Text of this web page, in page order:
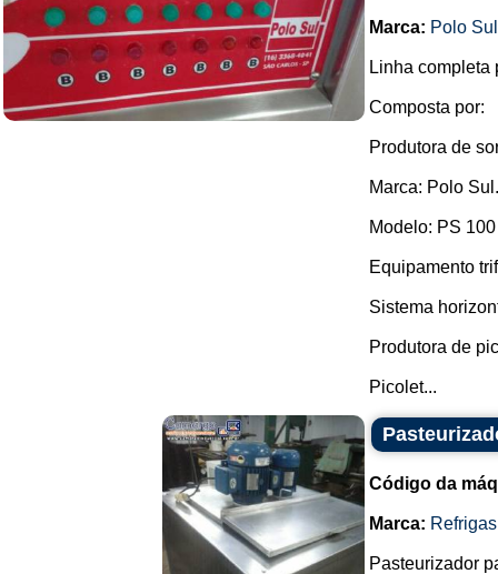
Marca: Polo
Linha completa
Composta por:
Produtora de
Marca: Polo Sul.
Modelo: PS
Equipamento
Sistema
Produtora de
Picolet...
Código da
Marca: Refrigas
Pasteurizador